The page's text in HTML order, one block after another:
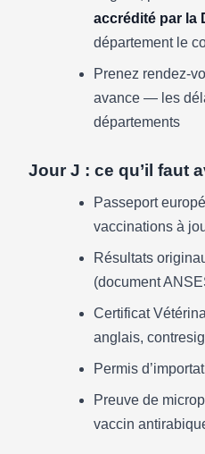
accrédité par la
département le
Prenez rendez-
avance — les
départements
Jour J : ce qu’il faut
Passeport
vaccinations à
Résultats
(document
Certificat
anglais,
Permis
Preuve de
vaccin